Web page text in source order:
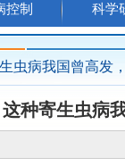
控制 科学
虫病我国曾高发
这种寄生虫病